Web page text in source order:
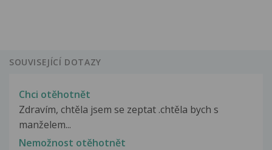
SOUVISEJÍCÍ DOTAZY
Chci otěhotnět
Zdravím, chtěla jsem se zeptat .chtěla bych s
manželem...
Nemožnost otěhotnět